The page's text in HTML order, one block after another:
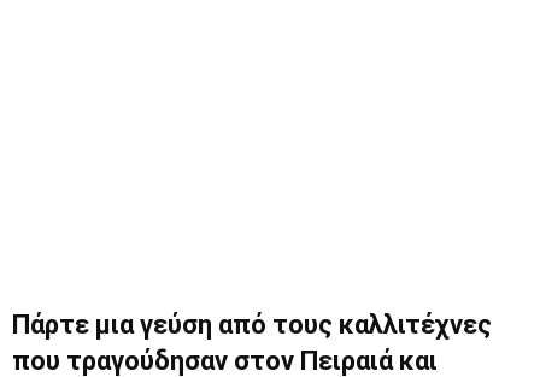
Πάρτε μια γεύση από τους καλλιτέχνες
που τραγούδησαν στον Πειραιά και